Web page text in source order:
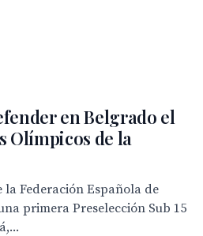
en Belgrado el
Olímpicos de la
la Federación Española de
primera Preselección Sub 15